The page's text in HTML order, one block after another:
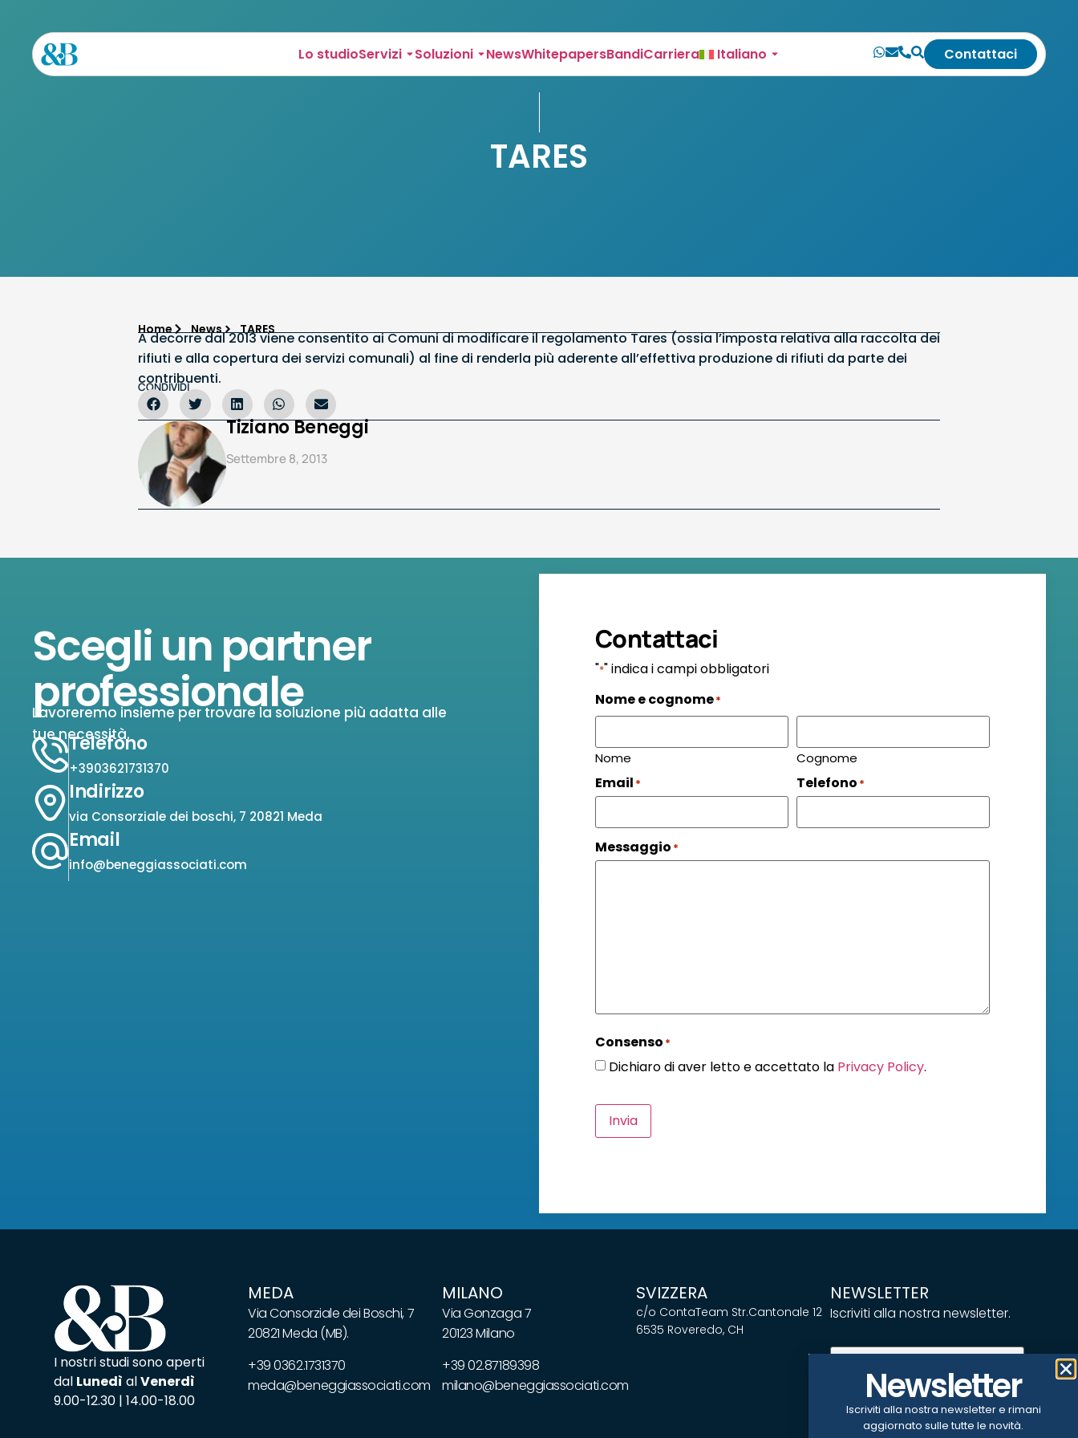
Lo studioServizi Soluzioni NewsWhitepapersBandiCarriera Italiano Contattaci
TARES
Home News TARES
A decorre dal 2013 viene consentito ai Comuni di modificare il regolamento Tares (ossia l’imposta relativa alla raccolta dei
rifiuti e alla copertura dei servizi comunali) al fine di renderla più aderente all’effettiva produzione di rifiuti da parte dei
contribuenti.
CONDIVIDI
Tiziano Beneggi
Settembre 8, 2013
Scegli un partner
professionale
Lavoreremo insieme per trovare la soluzione più adatta alle
tue necessità.
Telefono
+3903621731370
Indirizzo
via Consorziale dei boschi, 7 20821 Meda
Email
info@beneggiassociati.com
Contattaci
"*" indica i campi obbligatori
Nome e cognome*
Nome Cognome
Email * Telefono *
Messaggio *
Consenso *
Dichiaro di aver letto e accettato la Privacy Policy.
Invia
I nostri studi sono aperti
dal Lunedì alVenerdì
9.00-12.30 | 14.00-18.00
MEDA
Via Consorziale dei Boschi, 7
20821 Meda (MB).
+39 0362.1731370
meda@beneggiassociati.com
MILANO
Via Gonzaga 7
20123 Milano
+39 02.87189398
milano@beneggiassociati.com
SVIZZERA
c/o ContaTeam Str.Cantonale 12
6535 Roveredo, CH
NEWSLETTER
Iscriviti alla nostra newsletter.
Email(Obbligatorio)
ISCRIVITI
Newsletter
Iscriviti alla nostra newsletter e rimani
aggiornato sulle tutte le novità.